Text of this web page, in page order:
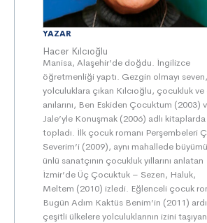
YAZAR
Hacer Kılcıoğlu
Manisa, Alaşehir’de doğdu. İngilizce
öğretmenliği yaptı. Gezgin olmayı seven,
yolculuklara çıkan Kılcıoğlu, çocukluk
anılarını, Ben Eskiden Çocuktum (2003)
Jale’yle Konuşmak (2006) adlı kitaplarda
topladı. İlk çocuk romanı Perşembeleri
Severim’i (2009), aynı mahallede
ünlü sanatçının çocukluk yıllarını anlatan
İzmir’de Üç Çocuktuk – Sezen, Haluk,
Meltem (2010) izledi. Eğlenceli çocuk
Bugün Adım Kaktüs Benim’in (2011)
çeşitli ülkelere yolculuklarının izini